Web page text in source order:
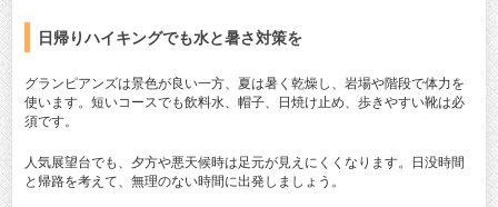
日帰りハイキングでも水と暑さ対策を
グランピアンズは景色が良い一方、夏は暑く乾燥し、岩場や階段で体力を
使います。短いコースでも飲料水、帽子、日焼け止め、歩きやすい靴は必
須です。
人気展望台でも、夕方や悪天候時は足元が見えにくくなります。日没時間
と帰路を考えて、無理のない時間に出発しましょう。